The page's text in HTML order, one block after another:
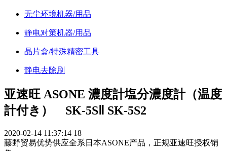
无尘环境机器/用品
静电对策机器/用品
晶片盒/特殊精密工具
静电去除刷
亚速旺 ASONE 濃度計塩分濃度計（温度
計付き） SK-5SⅡ SK-5S2
2020-02-14 11:37:14 18
藤野贸易优势供应全系日本ASONE产品，正规亚速旺授权销